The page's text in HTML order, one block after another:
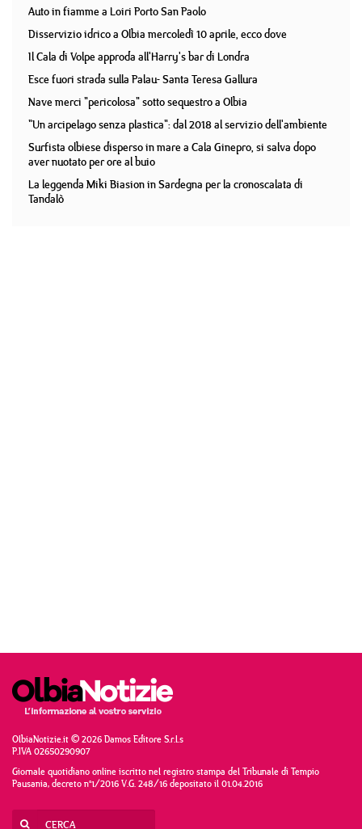
Auto in fiamme a Loiri Porto San Paolo
Disservizio idrico a Olbia mercoledì 10 aprile, ecco dove
Il Cala di Volpe approda all'Harry's bar di Londra
Esce fuori strada sulla Palau- Santa Teresa Gallura
Nave merci "pericolosa" sotto sequestro a Olbia
"Un arcipelago senza plastica": dal 2018 al servizio dell'ambiente
Surfista olbiese disperso in mare a Cala Ginepro, si salva dopo
aver nuotato per ore al buio
La leggenda Miki Biasion in Sardegna per la cronoscalata di
Tandalò
OlbiaNotizie.it © 2026 Damos Editore S.r.l.s
P.IVA 02650290907
Giornale quotidiano online iscritto nel registro stampa del Tribunale di Tempio
Pausania, decreto n°1/2016 V.G. 248/16 depositato il 01.04.2016